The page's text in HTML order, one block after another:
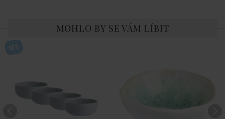
MOHLO BY SE VÁM LÍBIT